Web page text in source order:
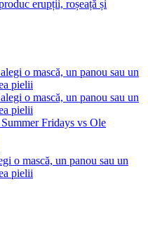
erupții, roșeață și
o mască, un panou sau un
pielii
o mască, un panou sau un
pielii
Fridays vs Ole
o mască, un panou sau un
pielii